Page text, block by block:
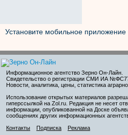
Установите мобильное
Информационное агентство Зерно Он-Лайн
Свидетельство о регистрации СМИ ИА
Новости, аналитика, цены, статистика
Использование открытых материалов
гиперссылкой на Zol.ru. Редакция не несет
информации, опубликованной на Доске
сообщениях других информационных
Контакты
Подписка Реклама